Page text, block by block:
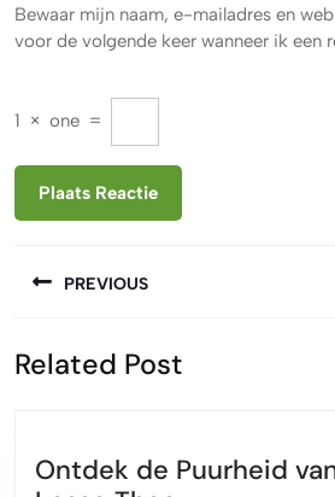
Bewaar mijn naam, e-mailadres en
voor de volgende keer wanneer ik een
1 × one =
PREVIOUS
bericht:
Related Post
Ontdek de Puurheid